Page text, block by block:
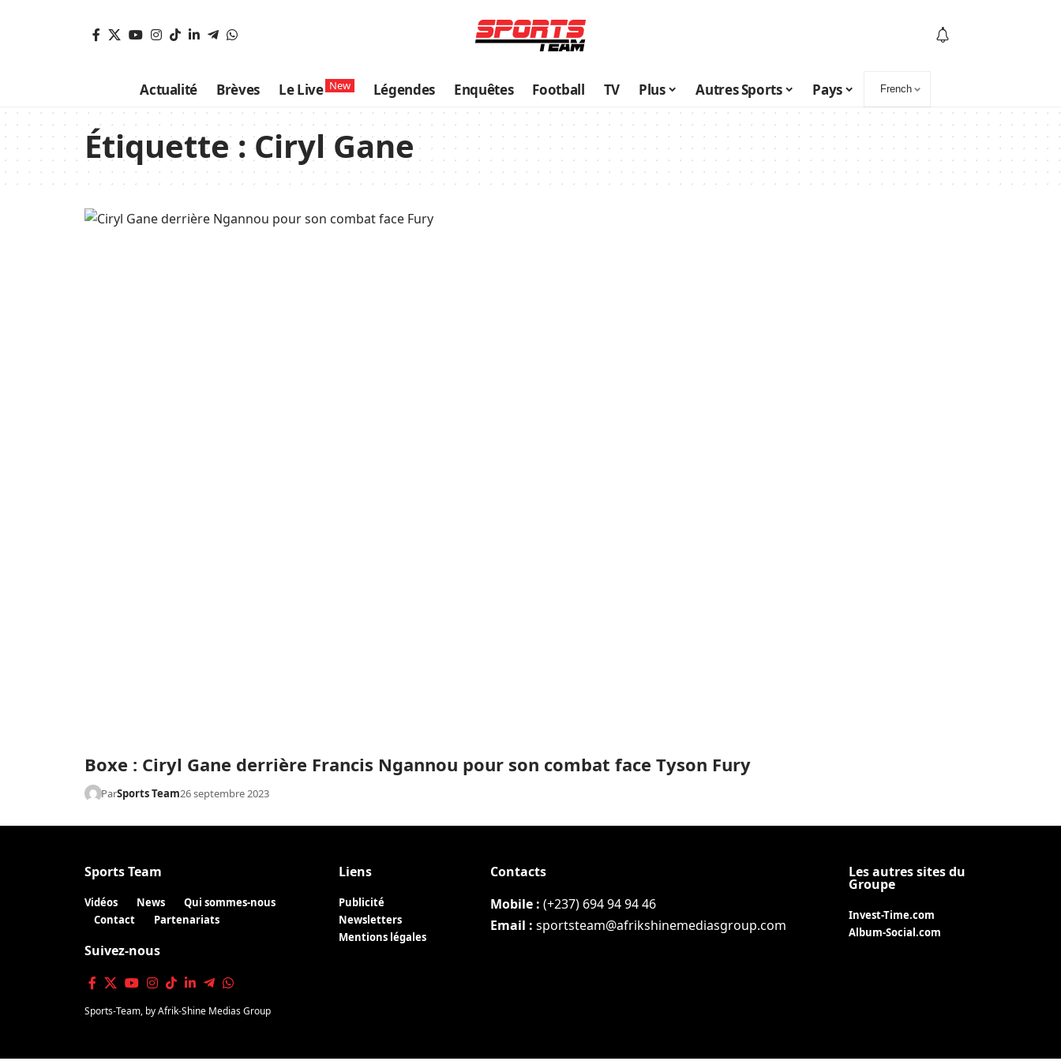
Actualité Brèves Le Live New Légendes Enquêtes Football TV Plus Autres Sports Pays
Étiquette :Ciryl Gane
Boxe : Ciryl Gane derrière Francis Ngannou pour son combat face Tyson Fury
ParSports Team26 septembre 2023
Sports Team
Vidéos News
Qui sommes-nous
Contact
Partenariats
Suivez-nous
Sports-Team, byAfrik-Shine Medias Group
Liens
Publicité
Newsletters
Mentions légales
Contacts
Mobile : (+237) 694 94 94 46
Email : sportsteam@afrikshinemediasgroup.com
Les autres sites du
Groupe
Invest-Time.com
Album-Social.com